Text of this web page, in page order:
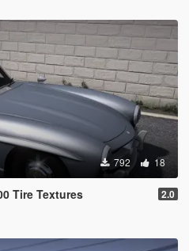
792 18
Tire Textures 2.0